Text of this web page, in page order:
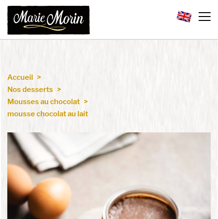
Accueil
Nos desserts
Mousses au chocolat
mousse chocolat au lait